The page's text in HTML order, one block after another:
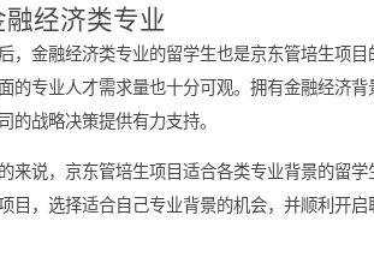
为公司带来前沿的科技创新与突破。
市场营销类专业
另外，市场营销类专业的留学生也是京东管
够帮助公司更好地推广产品和服务，提升品
方案，助力京东在竞争激烈的市场中脱颖而